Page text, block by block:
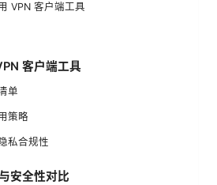
VPN 客户端工具
客户端工具
单
策略
私合规性
安全性对比